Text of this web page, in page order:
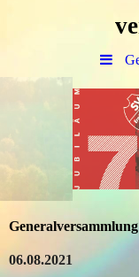
Generalversammlung
06.08.2021